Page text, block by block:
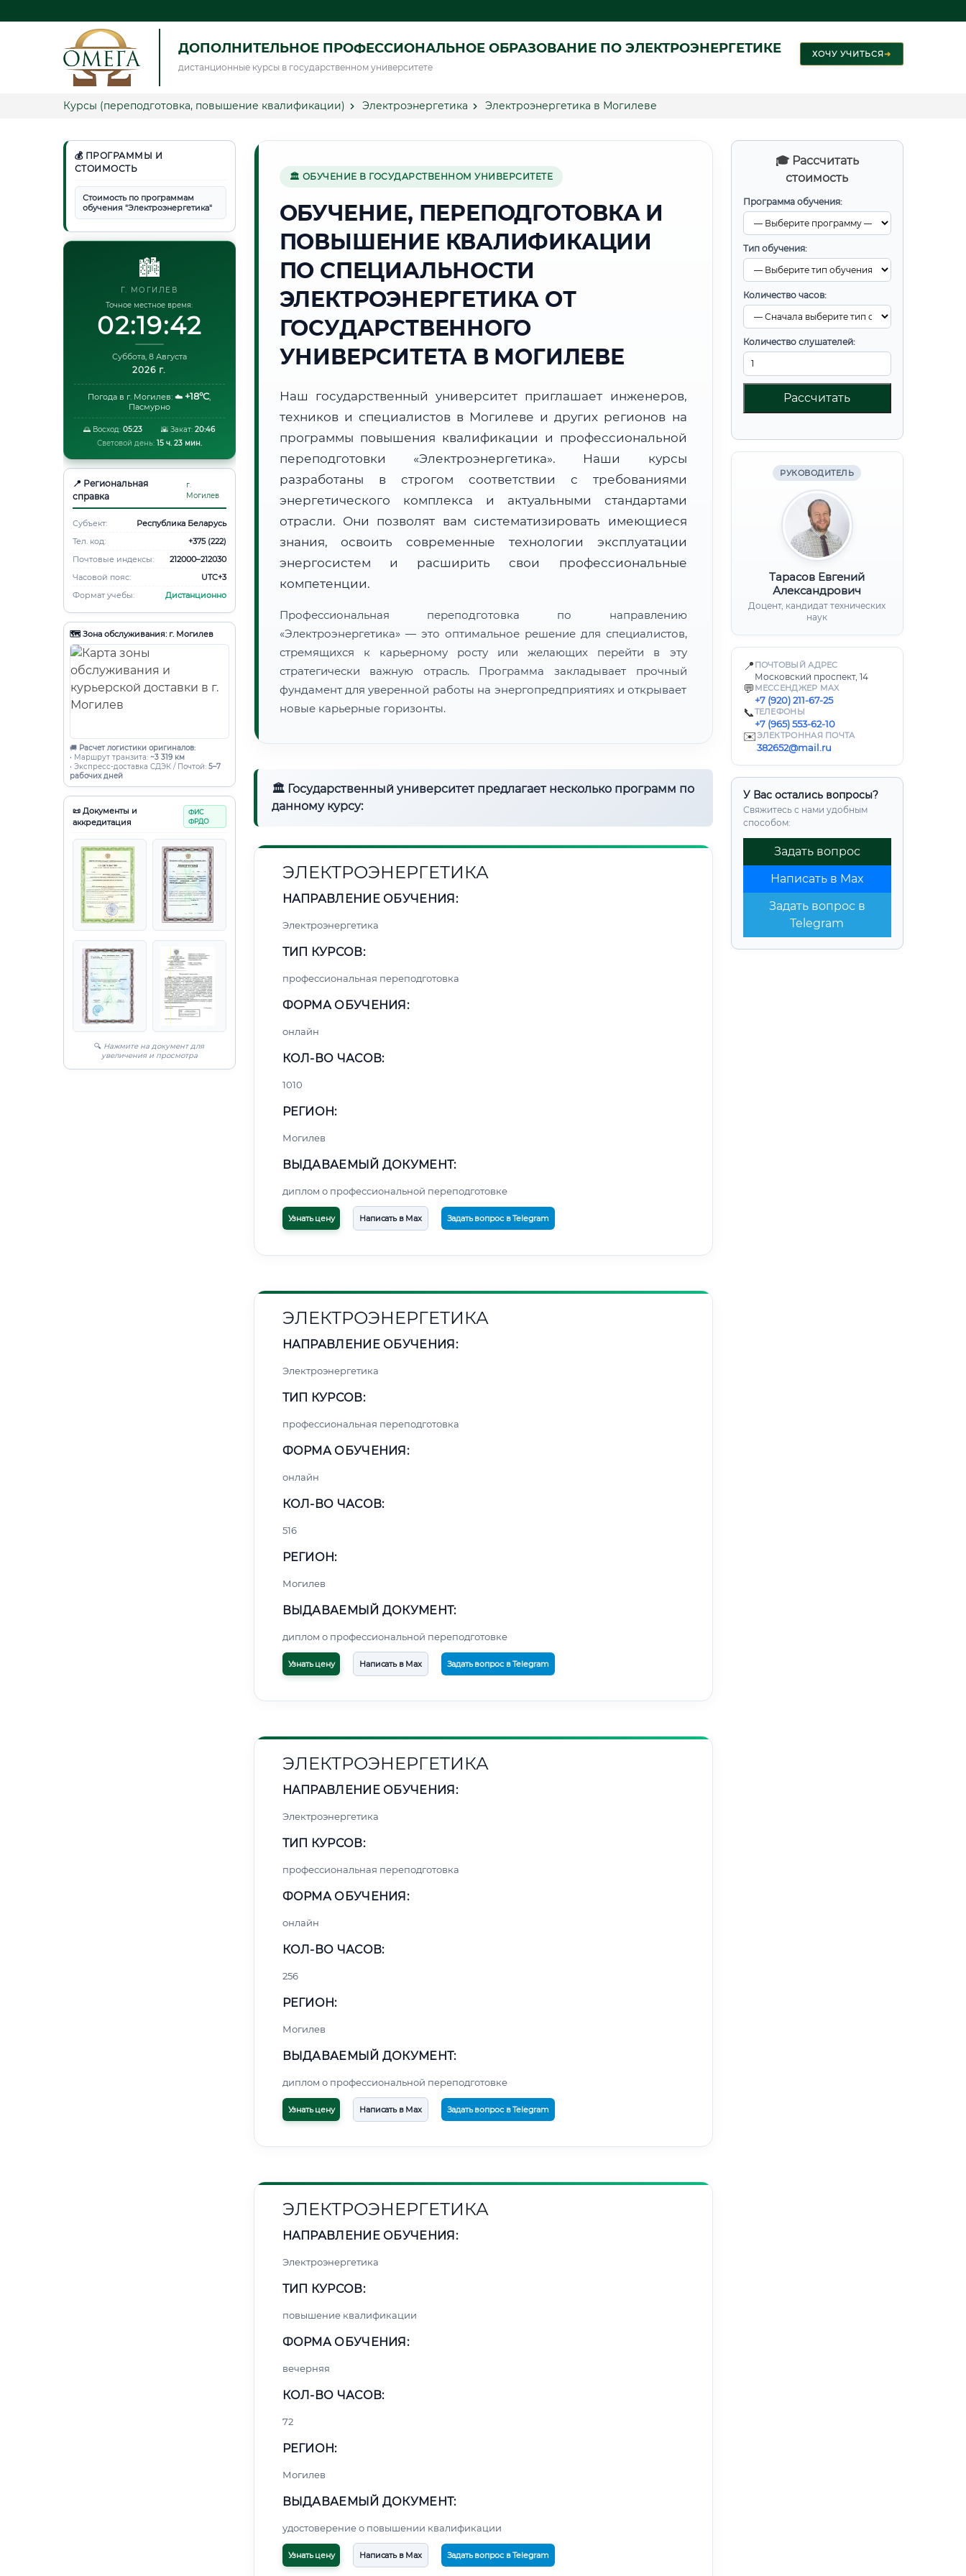
ДОПОЛНИТЕЛЬНОЕ ПРОФЕССИОНАЛЬНОЕ ОБРАЗОВАНИЕ ПО ЭЛЕКТРОЭНЕРГЕТИКЕ
дистанционные курсы в государственном университете
ХОЧУ УЧИТЬСЯ➜
Курсы (переподготовка, повышение квалификации) Электроэнергетика Электроэнергетика в Могилеве
💰 ПРОГРАММЫ И
СТОИМОСТЬ
Стоимость по программам
обучения "Электроэнергетика"
🏙️
Г. МОГИЛЕВ
Точное местное время:
02:19:43
Суббота, 8 Августа
2026 г.
Погода в г. Могилев: ☁️ +18°C,
Пасмурно
🌅 Восход: 05:23 🌇 Закат:20:46
Световой день: 15 ч. 23 мин.
📍 Региональная
справка
г.
Могилев
Субъект:
Республика Беларусь
Тел. код:
+375 (222)
Почтовые индексы:
212000–212030
Часовой пояс:
UTC+3
Формат учебы:
Дистанционно
🗺️ Зона обслуживания: г. Могилев
🚚 Расчет логистики оригиналов:
• Маршрут транзита: ~3 319 км
• Экспресс-доставка СДЭК / Почтой: 5–7
рабочих дней
📜 Документы и
аккредитация
ФИС
ФРДО
🔍 Нажмите на документ для
увеличения и просмотра
🎓 Рассчитать
стоимость
Программа обучения:
Тип обучения:
Количество часов:
Количество слушателей:
Рассчитать
РУКОВОДИТЕЛЬ
Тарасов Евгений
Александрович
Доцент, кандидат технических
наук
📍 ПОЧТОВЫЙ АДРЕС
Московский проспект, 14
💬 МЕССЕНДЖЕР MAX
+7 (920) 211-67-25
📞ТЕЛЕФОНЫ
+7 (965) 553-62-10
✉️ЭЛЕКТРОННАЯ ПОЧТА
382652@mail.ru
У Вас остались вопросы?
Свяжитесь с нами удобным
способом:
Задать вопрос
Написать в Max
Задать вопрос в
Telegram
🏛 ОБУЧЕНИЕ В ГОСУДАРСТВЕННОМ УНИВЕРСИТЕТЕ
ОБУЧЕНИЕ, ПЕРЕПОДГОТОВКА И
ПОВЫШЕНИЕ КВАЛИФИКАЦИИ
ПО СПЕЦИАЛЬНОСТИ
ЭЛЕКТРОЭНЕРГЕТИКА ОТ
ГОСУДАРСТВЕННОГО
УНИВЕРСИТЕТА В МОГИЛЕВЕ
Наш государственный университет приглашает инженеров,
техников и специалистов в Могилеве и других регионов на
программы повышения квалификации и профессиональной
переподготовки «Электроэнергетика». Наши курсы
разработаны в строгом соответствии с требованиями
энергетического комплекса и актуальными стандартами
отрасли. Они позволят вам систематизировать имеющиеся
знания, освоить современные технологии эксплуатации
энергосистем и расширить свои профессиональные
компетенции.
Профессиональная переподготовка по направлению
«Электроэнергетика» — это оптимальное решение для специалистов,
стремящихся к карьерному росту или желающих перейти в эту
стратегически важную отрасль. Программа закладывает прочный
фундамент для уверенной работы на энергопредприятиях и открывает
новые карьерные горизонты.
🏛 Государственный университет предлагает несколько программ по
данному курсу:
ЭЛЕКТРОЭНЕРГЕТИКА
НАПРАВЛЕНИЕ ОБУЧЕНИЯ:
Электроэнергетика
ТИП КУРСОВ:
профессиональная переподготовка
ФОРМА ОБУЧЕНИЯ:
онлайн
КОЛ-ВО ЧАСОВ:
1010
РЕГИОН:
Могилев
ВЫДАВАЕМЫЙ ДОКУМЕНТ:
диплом о профессиональной переподготовке
Узнать цену Написать в Max Задать вопрос в Telegram
ЭЛЕКТРОЭНЕРГЕТИКА
НАПРАВЛЕНИЕ ОБУЧЕНИЯ:
Электроэнергетика
ТИП КУРСОВ:
профессиональная переподготовка
ФОРМА ОБУЧЕНИЯ:
онлайн
КОЛ-ВО ЧАСОВ:
516
РЕГИОН:
Могилев
ВЫДАВАЕМЫЙ ДОКУМЕНТ:
диплом о профессиональной переподготовке
Узнать цену Написать в Max Задать вопрос в Telegram
ЭЛЕКТРОЭНЕРГЕТИКА
НАПРАВЛЕНИЕ ОБУЧЕНИЯ:
Электроэнергетика
ТИП КУРСОВ:
профессиональная переподготовка
ФОРМА ОБУЧЕНИЯ:
онлайн
КОЛ-ВО ЧАСОВ:
256
РЕГИОН:
Могилев
ВЫДАВАЕМЫЙ ДОКУМЕНТ:
диплом о профессиональной переподготовке
Узнать цену Написать в Max Задать вопрос в Telegram
ЭЛЕКТРОЭНЕРГЕТИКА
НАПРАВЛЕНИЕ ОБУЧЕНИЯ:
Электроэнергетика
ТИП КУРСОВ:
повышение квалификации
ФОРМА ОБУЧЕНИЯ:
вечерняя
КОЛ-ВО ЧАСОВ:
72
РЕГИОН:
Могилев
ВЫДАВАЕМЫЙ ДОКУМЕНТ:
удостоверение о повышении квалификации
Узнать цену Написать в Max Задать вопрос в Telegram